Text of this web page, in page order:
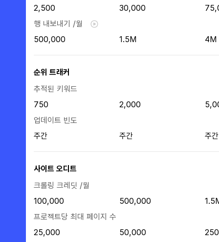
2,500 30,000
행 내보내기 /월
500,000
1.5M 4M
순위 트래커
추적된 키워드
750
2,000
업데이트 빈도
주간
주간 주간
사이트 오디트
크롤링 크레딧 /월
100,000
500,000
프로젝트당 최대 페이지 수
25,000
50,000